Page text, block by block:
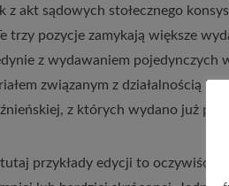
z akt sądowych stołecznego
trzy pozycje zamykają większe
z wydawaniem
związanym z działalnością
z których wydano już
przykłady edycji to oczywiście